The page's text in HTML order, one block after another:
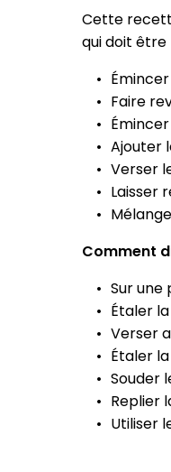
Cette
qui doit être
Faire
Ajouter
Verser
Laisser
Comment
Sur une
Étaler
Verser
Étaler
Souder
Replier
Utiliser